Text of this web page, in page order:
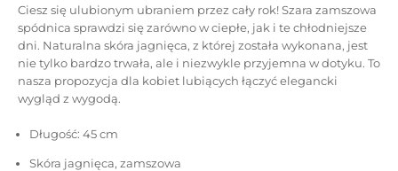
Ciesz się ulubionym ubraniem przez cały rok! Szara zamszowa
spódnica sprawdzi się zarówno w ciepłe, jak i te chłodniejsze
dni. Naturalna skóra jagnięca, z której została wykonana, jest
nie tylko bardzo trwała, ale i niezwykle przyjemna w dotyku. To
nasza propozycja dla kobiet lubiących łączyć elegancki
wygląd z wygodą.
Długość: 45 cm
Skóra jagnięca, zamszowa